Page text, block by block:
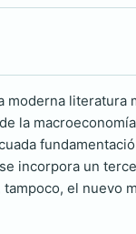
la
incorpora un
el nuevo